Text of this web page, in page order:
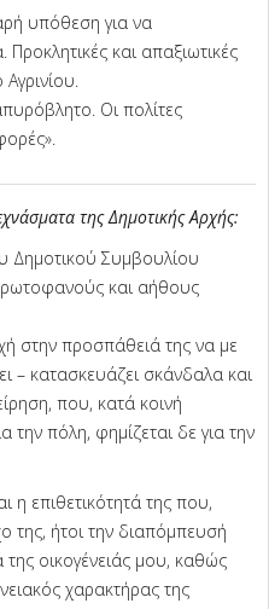
υπόθεση για να
Προκλητικές και απαξιωτικές
Οι πολίτες
της Δημοτικής Αρχής:
Δημοτικού Συμβουλίου
και αήθους
στην προσπάθειά της να με
– κατασκευάζει σκάνδαλα και
που, κατά κοινή
την πόλη, φημίζεται δε για την
η επιθετικότητά της που,
της, ήτοι την διαπόμπευσή
της οικογένειάς μου, καθώς
χαρακτήρας της